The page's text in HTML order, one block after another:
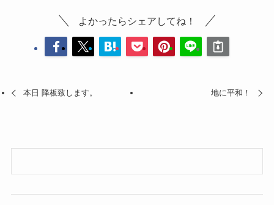
よかったらシェアしてね！
本日 降板致します。 地に平和！